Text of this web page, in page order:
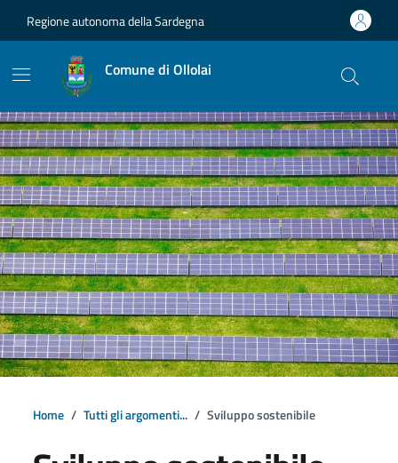
Regione autonoma della Sardegna
Comune di Ollolai
Home Tutti gli argomenti... Sviluppo sostenibile